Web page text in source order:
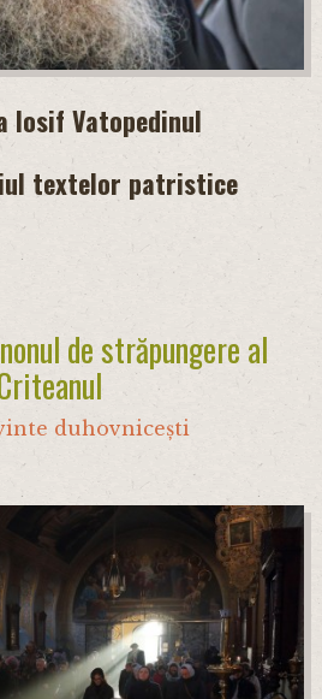
Iosif Vatopedinul
textelor patristice
de străpungere al
duhovnicești